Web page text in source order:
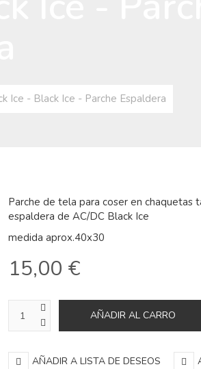
Ice - Black Ice - Parche Espaldera
Parche de tela para coser en chaquetas
espaldera de AC/DC Black Ice
medida aprox.40x30
15,00 €
AÑADIR A LISTA DE DESEOS